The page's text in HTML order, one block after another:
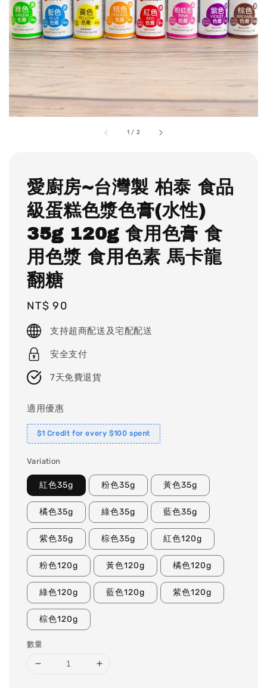
1 / 2
愛廚房~台灣製 柏泰 食品
級蛋糕色漿色膏(水性)
35g 120g 食用色膏 食
用色漿 食用色素 馬卡龍
翻糖
Regular
price
NT$ 90
支持超商配送及宅配配送
安全支付
7天免費退貨
適用優惠
$1 Credit for every $100 spent
Variation
紅色35g 粉色35g 黃色35g
橘色35g 綠色35g 藍色35g
紫色35g 棕色35g 紅色120g
粉色120g 黃色120g 橘色120g
綠色120g 藍色120g 紫色120g
棕色120g
數量